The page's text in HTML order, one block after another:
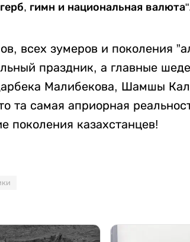
гимн и национальная
всех зумеров и поколения
праздник, а главные
Малибекова, Шамшы
та самая априорная
поколения казахстанцев!